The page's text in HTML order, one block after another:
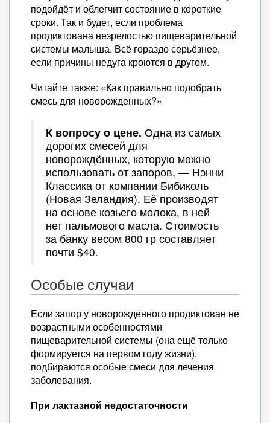
подойдёт и облегчит состояние в короткие
сроки. Так и будет, если проблема
продиктована незрелостью пищеварительной
системы малыша. Всё гораздо серьёзнее,
если причины недуга кроются в другом.
Читайте также: «Как правильно подобрать
смесь для новорожденных?»
К вопросу о цене. Одна из самых
дорогих смесей для
новорождённых, которую можно
использовать от запоров, — Нэнни
Классика от компании Бибиколь
(Новая Зеландия). Её производят
на основе козьего молока, в ней
нет пальмового масла. Стоимость
за банку весом 800 гр составляет
почти $40.
Особые случаи
Если запор у новорождённого продиктован не
возрастными особенностями
пищеварительной системы (она ещё только
формируется на первом году жизни),
подбираются особые смеси для лечения
заболевания.
При лактазной недостаточности